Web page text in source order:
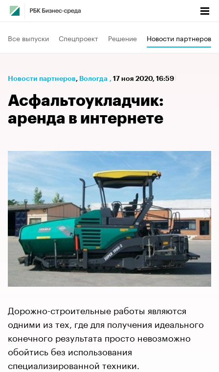
Все выпуски Спецпроект Решение Новости партнеров
Новости партнеров⁠, Вологда , 17 ноя 2020, 16:59
Асфальтоукладчик:
аренда в интернете
Дорожно-строительные работы являются
одними из тех, где для получения идеального
конечного результата просто невозможно
обойтись без использования
специализированной техники.